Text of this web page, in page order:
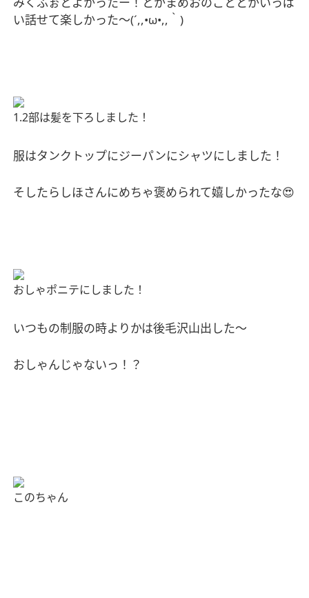
い話せて楽しかった〜(´,,•ω•,, ｀ )
1.2部は髪を下ろしました！
服はタンクトップにジーパンにシャツにしました！
そしたらしほさんにめちゃ褒められて嬉しかったな😍
おしゃポニテにしました！
いつもの制服の時よりかは後毛沢山出した〜
おしゃんじゃないっ！？
このちゃん